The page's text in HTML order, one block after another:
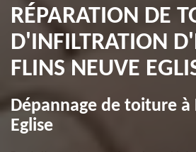
RÉPARATION DE
D'INFILTRATION
FLINS NEUVE
Dépannage de toiture à
Eglise